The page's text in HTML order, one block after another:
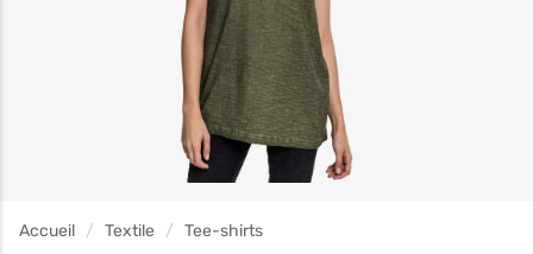
Accueil Textile Tee-shirts